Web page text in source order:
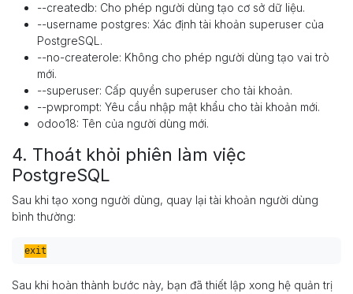
--createdb: Cho phép người dùng tạo cơ sở dữ liệu.
--username postgres: Xác định tài khoản superuser của
PostgreSQL.
--no-createrole: Không cho phép người dùng tạo vai trò
mới.
--superuser: Cấp quyền superuser cho tài khoản.
--pwprompt: Yêu cầu nhập mật khẩu cho tài khoản mới.
odoo18: Tên của người dùng mới.
4. Thoát khỏi phiên làm việc
PostgreSQL
Sau khi tạo xong người dùng, quay lại tài khoản người dùng
bình thường:
exit
Sau khi hoàn thành bước này, bạn đã thiết lập xong hệ quản trị